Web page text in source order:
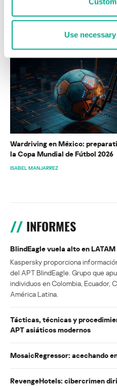
Use
ÚLTIMAS
Wardriving en México:
la Copa Mundial de Fútbol 2026
ISABEL MANJARREZ
INFORMES
BlindEagle vuela alto en LATAM
Kaspersky proporciona
del APT BlindEagle. Grupo que
individuos en Colombia, Ecuador,
América Latina.
Tácticas, técnicas y
APT asiáticos modernos
MosaicRegressor: acechando
RevengeHotels: cibercrimen